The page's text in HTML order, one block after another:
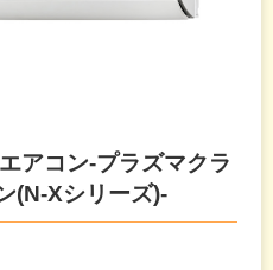
アコン-プラズマクラ
(N-Xシリーズ)-